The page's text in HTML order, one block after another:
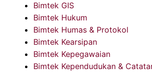
Bimtek GIS
Bimtek Hukum
Bimtek Humas & Protokol
Bimtek Kearsipan
Bimtek Kepegawaian
Bimtek Kependudukan &